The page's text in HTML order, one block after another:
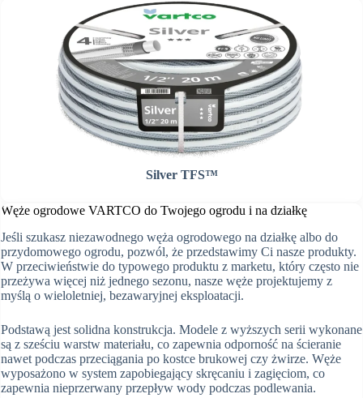
Silver TFS™
Węże ogrodowe VARTCO do Twojego ogrodu i na działkę
Jeśli szukasz niezawodnego węża ogrodowego na działkę albo do
przydomowego ogrodu, pozwól, że przedstawimy Ci nasze produkty.
W przeciwieństwie do typowego produktu z marketu, który często nie
przeżywa więcej niż jednego sezonu, nasze węże projektujemy z
myślą o wieloletniej, bezawaryjnej eksploatacji.
Podstawą jest solidna konstrukcja. Modele z wyższych serii wykonane
są z sześciu warstw materiału, co zapewnia odporność na ścieranie
nawet podczas przeciągania po kostce brukowej czy żwirze. Węże
wyposażono w system zapobiegający skręcaniu i zagięciom, co
zapewnia nieprzerwany przepływ wody podczas podlewania.